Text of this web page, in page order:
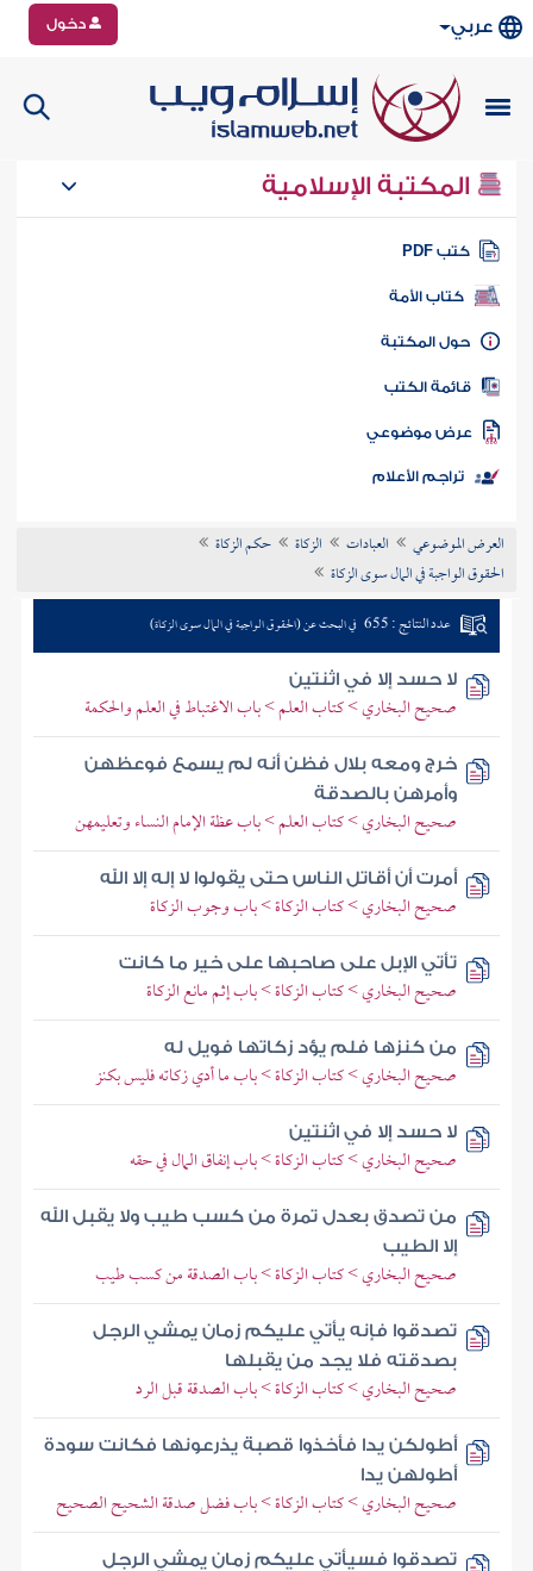
عربي دخول
المكتبة الإسلامية
كتب PDF
كتاب الأمة
المكتبة
الكتب
موضوعي
تراجم الأعلام
العرض الموضوعي العبادات الزكاة
حكم الزكاة
الحقوق الواجبة في المال سوى الزكاة
عدد النتائج : 655 في البحث عن (الحقوق الواجبة في المال سوى الزكاة)
لا حسد إلا في اثنتين
صحيح البخاري > كتاب العلم > باب الاغتباط في العلم والحكمة
خرج ومعه بلال فظن أنه لم يسمع فوعظهن
وأمرهن بالصدقة
صحيح البخاري > كتاب العلم > باب عظة الإمام النساء وتعليمهن
أمرت أن أقاتل الناس حتى يقولوا لا إله إلا الله
صحيح البخاري > كتاب الزكاة > باب وجوب الزكاة
تأتي الإبل على صاحبها على خير ما كانت
صحيح البخاري > كتاب الزكاة > باب إثم مانع الزكاة
من كنزها فلم يؤد زكاتها فويل له
صحيح البخاري > كتاب الزكاة > باب ما أدي زكاته فليس بكنز
لا حسد إلا في اثنتين
صحيح البخاري > كتاب الزكاة > باب إنفاق المال في حقه
من تصدق بعدل تمرة من كسب طيب ولا يقبل الله
إلا الطيب
صحيح البخاري > كتاب الزكاة > باب الصدقة من كسب طيب
تصدقوا فإنه يأتي عليكم زمان يمشي الرجل
بصدقته فلا يجد من يقبلها
صحيح البخاري > كتاب الزكاة > باب الصدقة قبل الرد
أطولكن يدا فأخذوا قصبة يذرعونها فكانت سودة
أطولهن يدا
صحيح البخاري > كتاب الزكاة > باب فضل صدقة الشحيح الصحيح
تصدقوا فسيأتي عليكم زمان يمشي الرجل